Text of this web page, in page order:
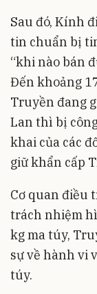
Sau đó, Kính
tin chuẩn bị
“khi nào bán
Đến khoảng
Truyền đang
Lan thì bị
khai của các
giữ khẩn cấp
Cơ quan điều
trách nhiệm
kg ma túy,
sự về hành vi
túy.